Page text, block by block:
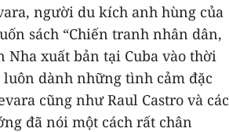
người du kích anh hùng của
sách “Chiến tranh nhân dân,
Nha xuất bản tại Cuba vào thời
luôn dành những tình cảm đặc
cũng như Raul Castro và các
đã nói một cách rất chân